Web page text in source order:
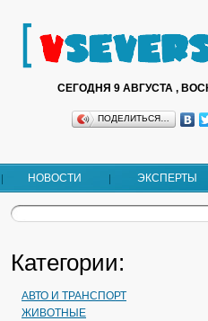
СЕГОДНЯ 9 АВГУСТА ,
ПОДЕЛИТЬСЯ…
НОВОСТИ ЭКСПЕРТЫ
Категории:
АВТО И ТРАНСПОРТ
ЖИВОТНЫЕ